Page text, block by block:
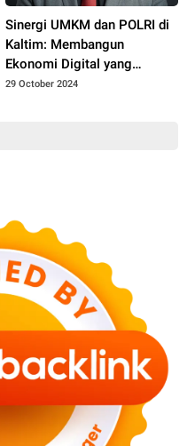
Sinergi UMKM dan POLRI di
Kaltim: Membangun
Ekonomi Digital yang
Inklusif
29 October 2024